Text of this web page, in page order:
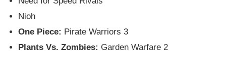
Nioh
One Piece: Pirate Warriors 3
Plants Vs. Zombies: Garden Warfare 2